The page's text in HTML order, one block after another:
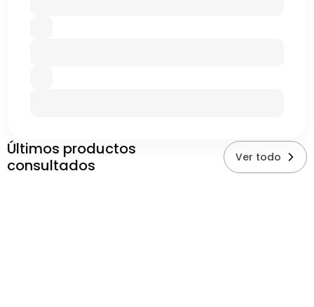
Últimos productos
consultados
Ver todo